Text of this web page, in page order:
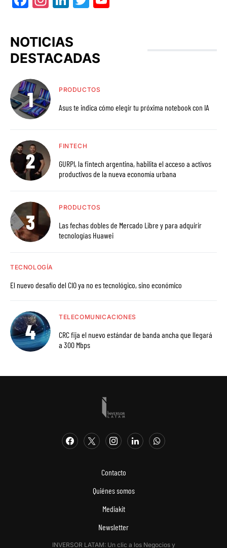
NOTICIAS
DESTACADAS
PRODUCTOS
Asus te indica cómo elegir tu próxima notebook con IA
FINTECH
GURPI, la fintech argentina, habilita el acceso a activos
productivos de la nueva economía urbana
PRODUCTOS
Las fechas dobles de Mercado Libre y para adquirir
tecnologías Huawei
TECNOLOGÍA
El nuevo desafío del CIO ya no es tecnológico, sino económico
TELECOMUNICACIONES
CRC fija el nuevo estándar de banda ancha que llegará
a 300 Mbps
Contacto
Quiénes somos
Mediakit
Newsletter
INVERSOR LATAM: Un clic a los Negocios y